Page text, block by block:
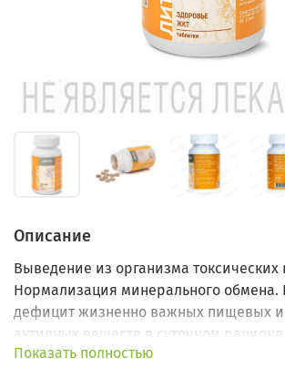
Описание
Выведение из организма токсических
Нормализация минерального обмена.
дефицит жизненно важных пищевых и
активных веществ в суточном
адаптивные возможности организма.
Показать полностью